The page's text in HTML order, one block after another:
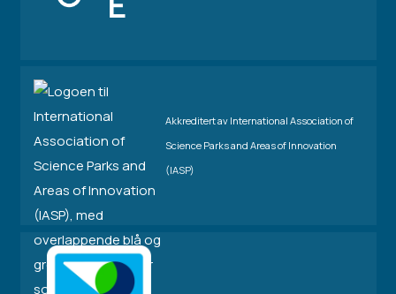
Akkreditert av International Association of
Science Parks and Areas of Innovation
(IASP)